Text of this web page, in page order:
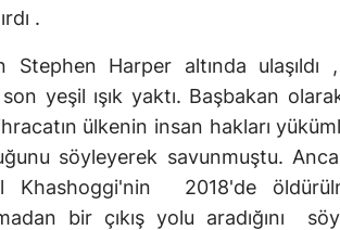
.
Stephen Harper altında ulaşıldı
yeşil ışık yaktı. Başbakan
ülkenin insan hakları
söyleyerek savunmuştu.
Khashoggi'nin 2018'de
bir çıkış yolu aradığını